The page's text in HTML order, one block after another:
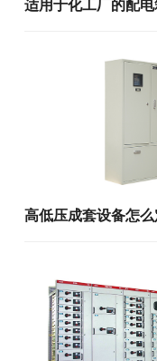
适用于化工厂的配
高低压成套设备怎么